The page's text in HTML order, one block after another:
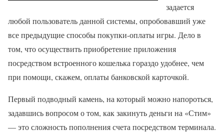
задается
любой пользователь данной системы, опробовавший уже
все предыдущие способы покупки-оплаты игры. Дело в
том, что осуществить приобретение приложения
посредством встроенного кошелька гораздо удобнее, чем
при помощи, скажем, оплаты банковской карточкой.
Первый подводный камень, на который можно напороться,
задавшись вопросом о том, как закинуть деньги на «Стим»
— это сложность пополнения счета посредством терминала.